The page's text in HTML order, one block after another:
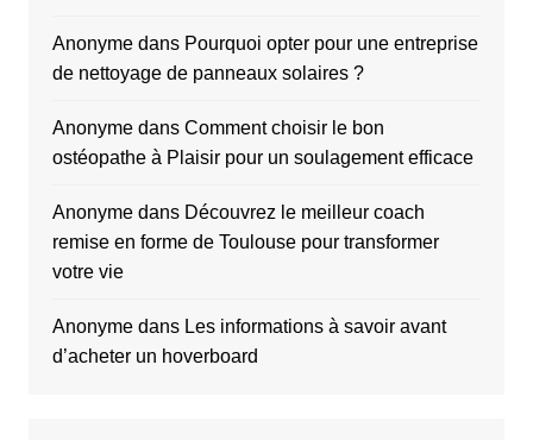
Anonymedans Pourquoi opter pour une entreprise
de nettoyage de panneaux solaires ?
Anonymedans Comment choisir le bon
ostéopathe à Plaisir pour un soulagement efficace
Anonymedans Découvrez le meilleur coach
remise en forme de Toulouse pour transformer
votre vie
Anonymedans Les informations à savoir avant
d’acheter un hoverboard